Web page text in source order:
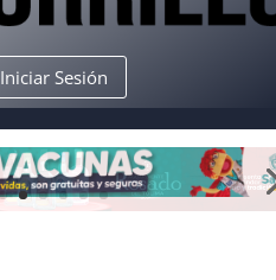
Iniciar Sesión